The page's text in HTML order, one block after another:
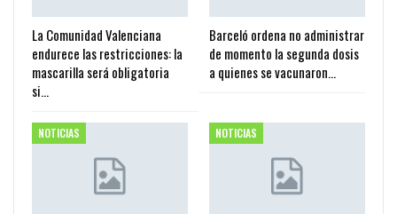
La Comunidad Valenciana
endurece las restricciones: la
mascarilla será obligatoria
si…
Barceló ordena no administrar
de momento la segunda dosis
a quienes se vacunaron…
NOTICIAS NOTICIAS